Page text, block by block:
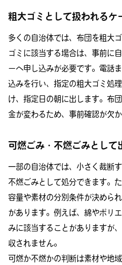
粗大ゴミとして扱われるケ
多くの自治体では、布団を粗大
ゴミに該当する場合は、事前に
ーへ申し込みが必要です。電話
込みを行い、指定の粗大ゴミ処
け、指定日の朝に出します。布
金が変わるため、事前確認が欠か
可燃ごみ・不燃ごみとして
一部の自治体では、小さく裁断
不燃ごみとして処分できます。
容量や素材の分別条件が決めら
があります。例えば、綿やポリ
みに該当することがありますが
収されません。
可燃か不燃かの判断は素材や地